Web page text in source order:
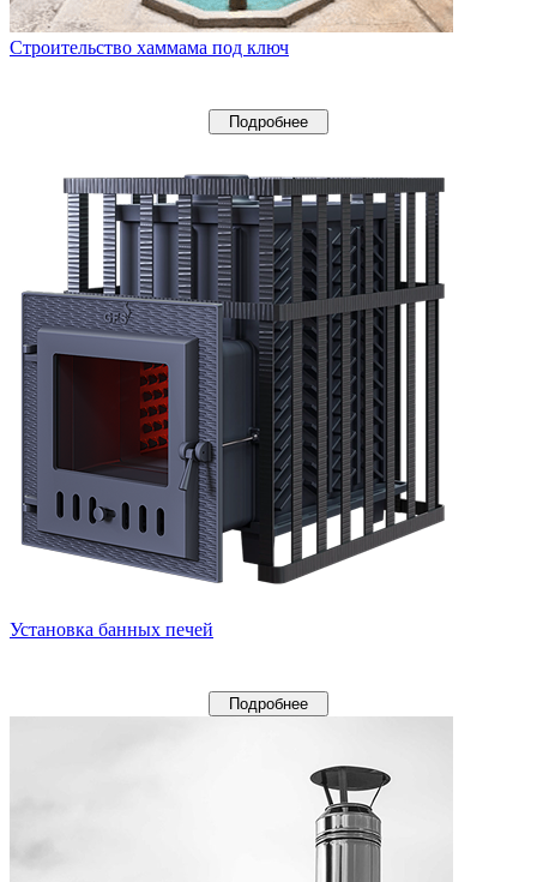
Строительство хаммама под ключ
Подробнее
Установка банных печей
Подробнее